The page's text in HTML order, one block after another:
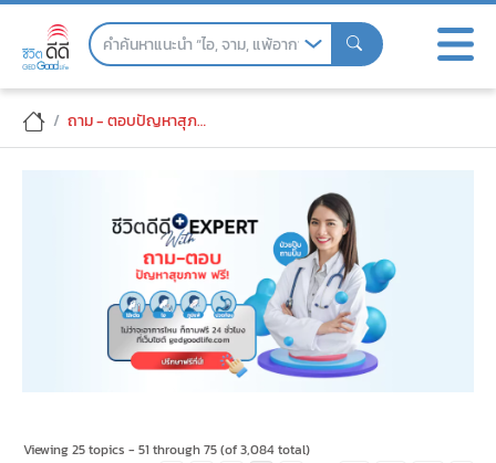
Skip
ปรึกษาปัญหาสุขภาพ ฟรี! ถามง่าย ตอบไว
ถาม - ตอบปัญหาสุภาพ
Viewing 25 topics - 51 through 75 (of 3,084 total)